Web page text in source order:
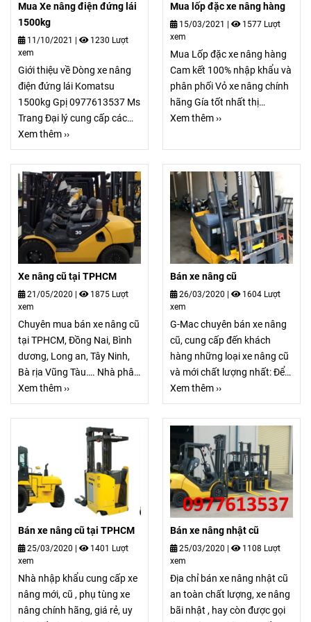
Mua Xe nâng điện đứng lái
1500kg
11/10/2021
1230 Lượt
xem
Giới thiệu về Dòng xe nâng
điện đứng lái Komatsu
1500kg Gpị 0977613537 Ms
Trang Đại lý cung cấp các
dòng xe nâng chính hãng. G-
Mac Việt Nam phân phối xe
nâng điện ngồi lái, xe nâng
điện đứng lái, xe nâng tay
chạy điện , xe nâng chạy
dầu, xe nâng chạy xăng.....
Xem thêm ››
Mua lốp đặc xe nâng hàng
15/03/2021
1577 Lượt
xem
Mua Lốp đặc xe nâng hàng
Cam kết 100% nhập khẩu và
phân phối Vỏ xe nâng chính
hãng Gía tốt nhất thị
trường.. Hotline :
Xem thêm ››
Xe nâng cũ tại TPHCM
21/05/2020
1875 Lượt
xem
Chuyên mua bán xe nâng cũ
tại TPHCM, Đồng Nai, Bình
dương, Long an, Tây Ninh,
Bà rịa Vũng Tàu…. Nhà phân
phối hàng đầu các dòng xe
nâng cũ , xe nâng mới , xe
nâng cũ tại tphcm , Xe nâng
mới 100% Mitsubishi – Nhật
bản Japan. Hotline
0977613537 Ms Trang
Xem thêm ››
Bán xe nâng cũ
26/03/2020
1604 Lượt
xem
G-Mac chuyên bán xe nâng
cũ, cung cấp đến khách
hàng những loại xe nâng cũ
và mới chất lượng nhất: Để
đảm bảo cho quá trình vận
chuyển hàng hóa được diễn
ra một cách thuận lợi, G-
MAC luôn cố gắng đem đến
cho khách hàng loại xe nâng
cũ và mới chất lượng Gọi
ngay 0977613537 Ms Trang
Xem thêm ››
Bán xe nâng cũ tại TPHCM
25/03/2020
1401 Lượt
xem
Nhà nhập khẩu cung cấp xe
nâng mới, cũ , phụ tùng xe
nâng chính hãng, giá rẻ, uy
Bán xe nâng nhật cũ
25/03/2020
1108 Lượt
xem
Địa chỉ bán xe nâng nhật cũ
an toàn chất lượng, xe nâng
bãi nhật , hay còn được gọi